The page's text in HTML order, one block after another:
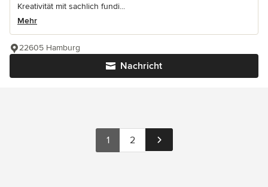
Kreativität mit sachlich fundi...
Mehr
Nachricht
22605 Hamburg
1 2